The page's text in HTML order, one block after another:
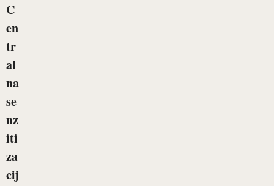
C
en
tr
al
na
se
nz
iti
za
cij